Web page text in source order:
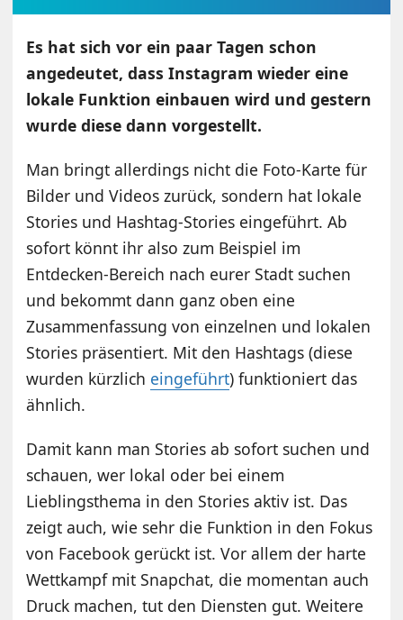
Es hat sich vor ein paar Tagen schon
angedeutet, dass Instagram wieder eine
lokale Funktion einbauen wird und gestern
wurde diese dann vorgestellt.
Man bringt allerdings nicht die Foto-Karte für
Bilder und Videos zurück, sondern hat lokale
Stories und Hashtag-Stories eingeführt. Ab
sofort könnt ihr also zum Beispiel im
Entdecken-Bereich nach eurer Stadt suchen
und bekommt dann ganz oben eine
Zusammenfassung von einzelnen und lokalen
Stories präsentiert. Mit den Hashtags (diese
wurden kürzlich eingeführt) funktioniert das
ähnlich.
Damit kann man Stories ab sofort suchen und
schauen, wer lokal oder bei einem
Lieblingsthema in den Stories aktiv ist. Das
zeigt auch, wie sehr die Funktion in den Fokus
von Facebook gerückt ist. Vor allem der harte
Wettkampf mit Snapchat, die momentan auch
Druck machen, tut den Diensten gut. Weitere